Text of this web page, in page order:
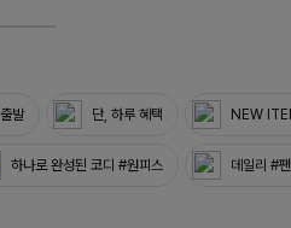
발 단, 하루 혜택 NEW
하나로 완성된 코디 #원피스 데일리 #